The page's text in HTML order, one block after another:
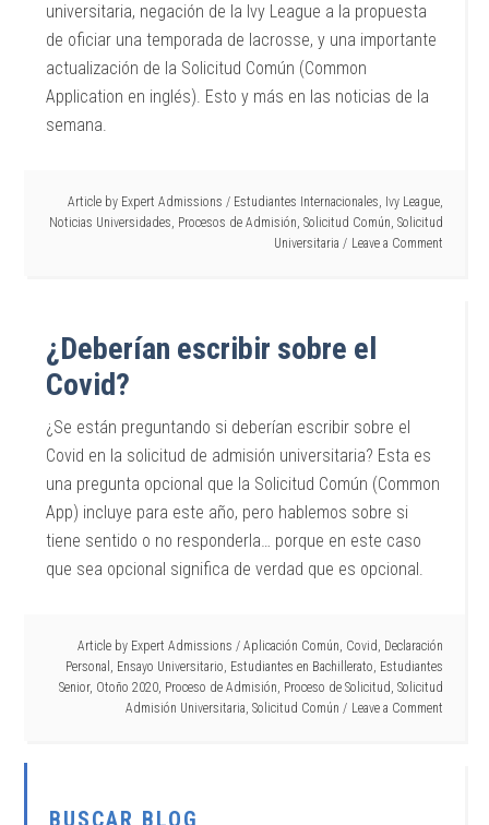
universitaria, negación de la Ivy League a la propuesta
de oficiar una temporada de lacrosse, y una importante
actualización de la Solicitud Común (Common
Application en inglés). Esto y más en las noticias de la
semana.
Article by Expert Admissions / Estudiantes Internacionales, Ivy League,
Noticias Universidades, Procesos de Admisión, Solicitud Común, Solicitud
Universitaria
Leave a Comment
¿Deberían escribir sobre el
Covid?
¿Se están preguntando si deberían escribir sobre el
Covid en la solicitud de admisión universitaria? Esta es
una pregunta opcional que la Solicitud Común (Common
App) incluye para este año, pero hablemos sobre si
tiene sentido o no responderla… porque en este caso
que sea opcional significa de verdad que es opcional.
Article by Expert Admissions / Aplicación Común, Covid, Declaración
Personal , Ensayo Universitario, Estudiantes en Bachillerato, Estudiantes
Senior, Otoño 2020, Proceso de Admisión, Proceso de Solicitud, Solicitud
Admisión Universitaria, Solicitud Común Leave a Comment
BUSCAR BLOG